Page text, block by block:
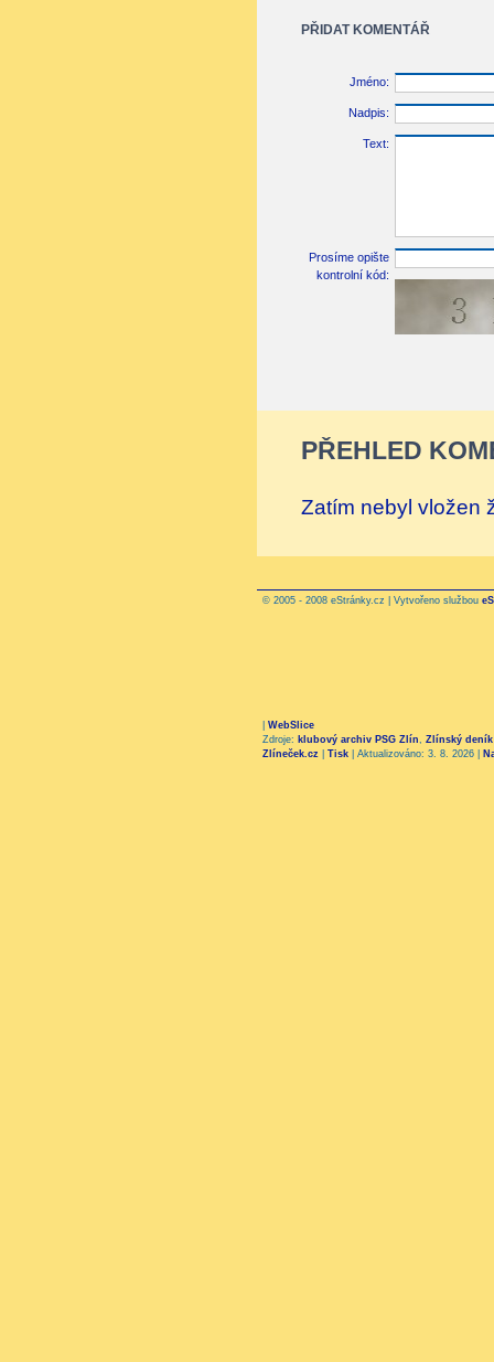
PŘIDAT KOMENTÁŘ
Jméno:
Nadpis:
Text:
Prosíme opište
kontrolní kód:
PŘEHLED
Zatím nebyl vložen
© 2005 - 2008 eStránky.cz | Vytvořeno službou
WebSlice
Zdroje: klubový archiv PSG Zlín, Zlínský deník
Zlíneček.cz
Tisk Aktualizováno: 3. 8. 2026